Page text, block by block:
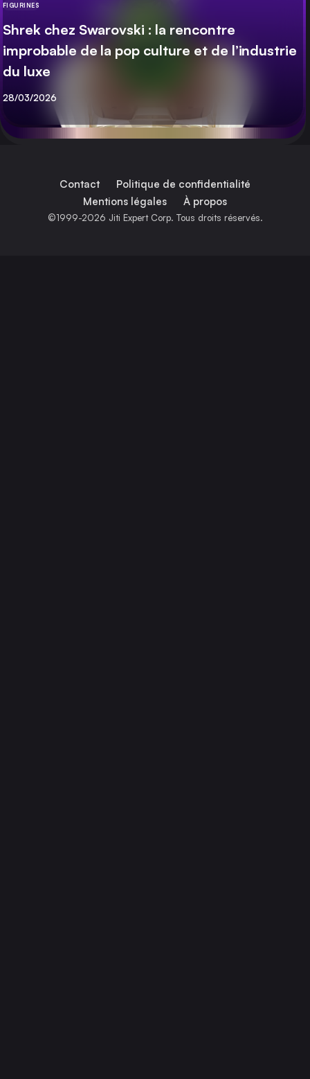
CATÉGORIE
FIGURINES
Shrek chez Swarovski : la rencontre
improbable de la pop culture et de l’industrie
du luxe
Publié
28/03/2026
Contact
Politique de confidentialité
Mentions légales
À propos
©1999-2026 Jiti Expert Corp. Tous droits réservés.